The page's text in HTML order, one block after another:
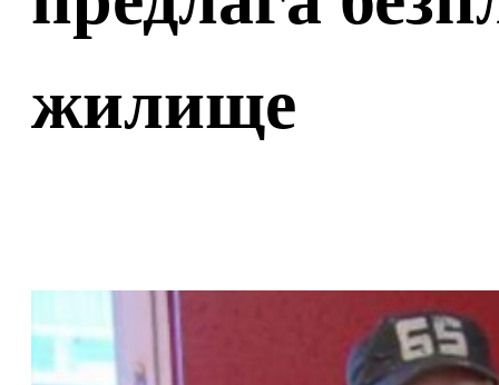
жилище